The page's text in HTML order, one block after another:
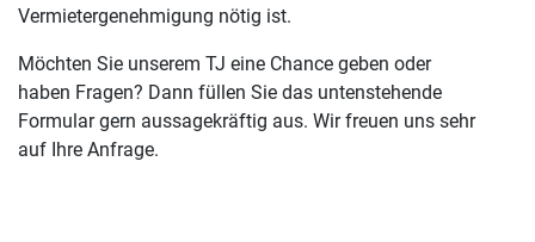
Vermietergenehmigung nötig ist.
Möchten Sie unserem TJ eine Chance geben oder
haben Fragen? Dann füllen Sie das untenstehende
Formular gern aussagekräftig aus. Wir freuen uns sehr
auf Ihre Anfrage.